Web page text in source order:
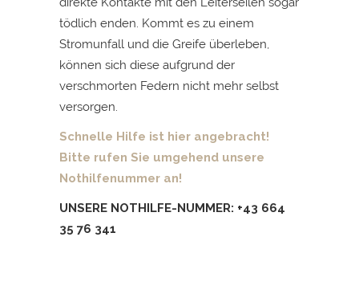
tödlich enden. Kommt es zu einem
Stromunfall und die Greife überleben,
können sich diese aufgrund der
verschmorten Federn nicht mehr selbst
versorgen.
Schnelle Hilfe ist hier angebracht!
Bitte rufen Sie umgehend unsere
Nothilfenummer an!
UNSERE NOTHILFE-NUMMER: +43 664
35 76 341